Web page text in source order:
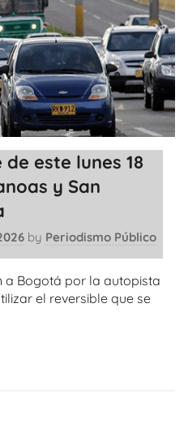
este lunes 18
y San
by Periodismo Público
a Bogotá por la autopista
el reversible que se